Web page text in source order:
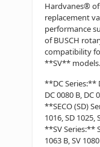
Hardvanes®
replacement
performance
of BUSCH
compatibility
**SV** models.
**DC Series:**
DC 0080 B, DC
**SECO (SD)
1016, SD 1025,
**SV Series:**
1063 B, SV